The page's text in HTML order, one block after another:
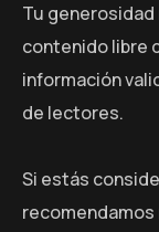
Tu
contenido libre
información
de lectores.
Si estás